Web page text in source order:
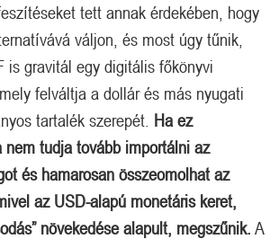
tett annak érdekében, hogy
váljon, és most úgy tűnik,
is gravitál egy digitális főkönyvi
felváltja a dollár és más nyugati
tartalék szerepét. Ha ez
nem tudja tovább importálni az
és hamarosan összeomolhat az
az USD-alapú monetáris keret,
növekedése alapult, megszűnik. A